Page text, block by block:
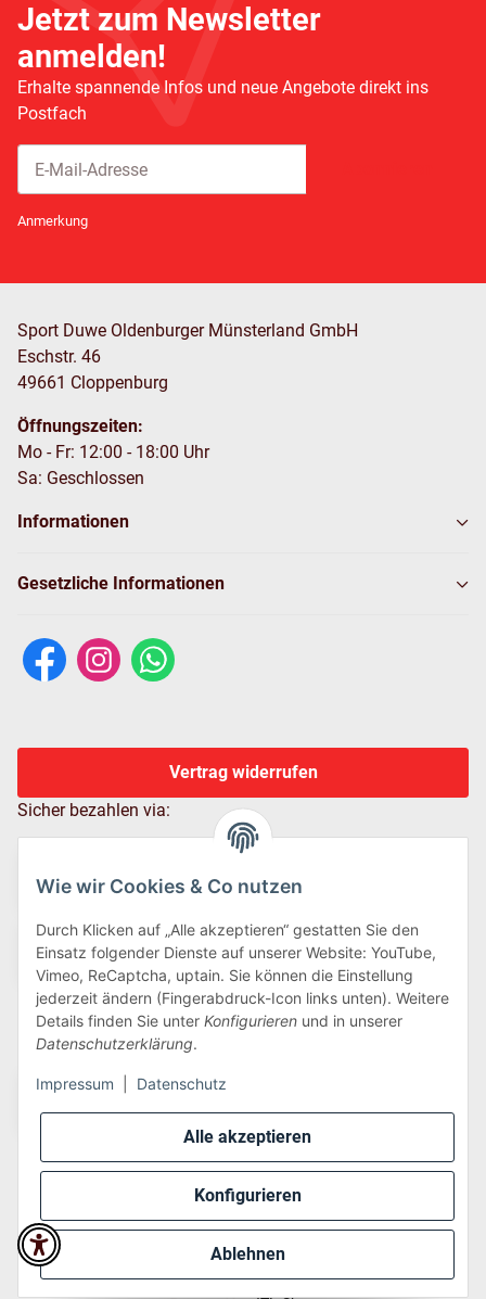
Alle akzeptieren
Konfigurieren
Ablehnen
Wie wir Cookies & Co nutzen
Durch Klicken auf „Alle akzeptieren“ gestatten Sie den
Einsatz folgender Dienste auf unserer Website: YouTube,
Vimeo, ReCaptcha, uptain. Sie können die Einstellung
jederzeit ändern (Fingerabdruck-Icon links unten). Weitere
Details finden Sie unter Konfigurieren und in unserer
Datenschutzerklärung.
Impressum Datenschutz
Jetzt zum Newsletter
anmelden!
Erhalte spannende Infos und neue Angebote direkt ins
Postfach
Anmerkung
Sport Duwe Oldenburger Münsterland GmbH
Eschstr. 46
49661 Cloppenburg
Öffnungszeiten:
Mo - Fr: 12:00 - 18:00 Uhr
Sa: Geschlossen
Informationen
Gesetzliche Informationen
Vertrag widerrufen
Sicher bezahlen via:
Wir versenden via:
* Alle Preise inkl. gesetzlicher USt., zzgl.Versand
Perfected byDreizack Medien